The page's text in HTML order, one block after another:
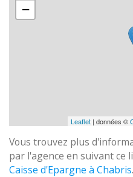
−
Leaflet | données ©
Vous trouvez plus
par l'agence en suivant ce
Caisse d'Epargne à Chabris.